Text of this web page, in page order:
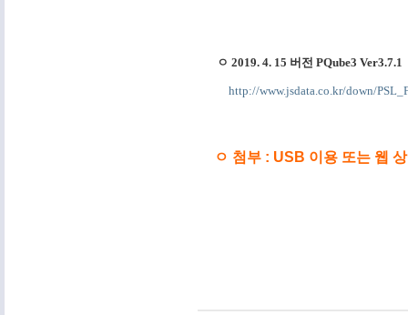
ㅇ 2019. 4. 15 버전 PQube3
http://www.jsdata.co.kr/down/
ㅇ 첨부 : USB 이용 또는 웹